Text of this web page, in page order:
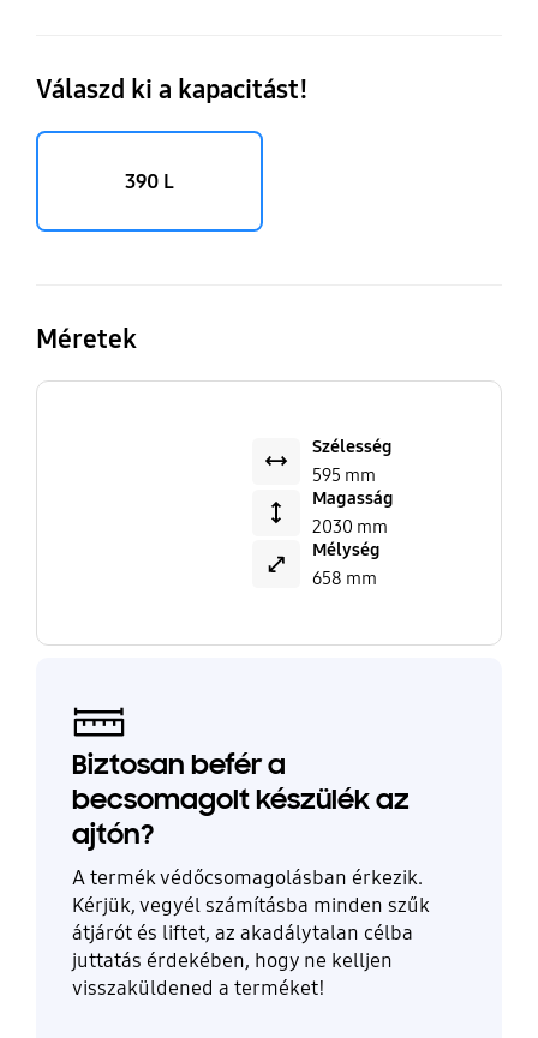
Válaszd ki a kapacitást!
390 L
Méretek
Szélesség
595 mm
Magasság
2030 mm
Mélység
658 mm
Biztosan befér a
becsomagolt készülék az
ajtón?
A termék védőcsomagolásban érkezik.
Kérjük, vegyél számításba minden szűk
átjárót és liftet, az akadálytalan célba
juttatás érdekében, hogy ne kelljen
visszaküldened a terméket!